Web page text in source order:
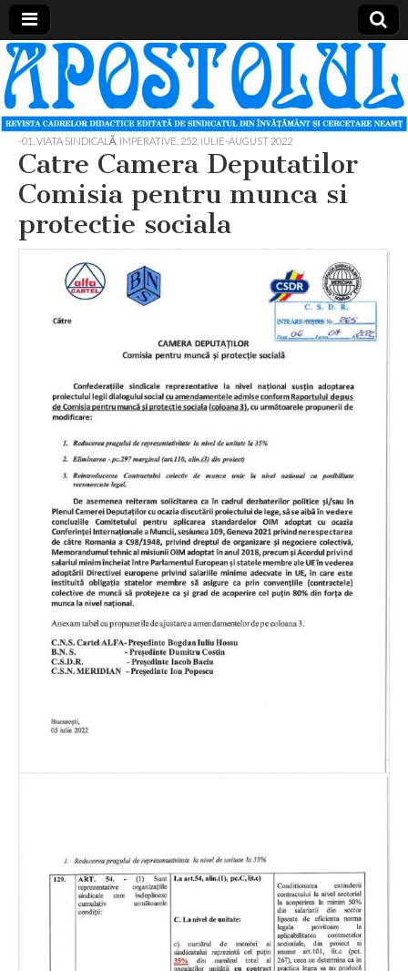
Apostolul
Revista
cadrelor
didactice
din
judetul
Neamt
-01. VIATA SINDICALĂ, IMPERATIVE 252, IULIE-AUGUST 2022
Catre Camera Deputatilor
Comisia pentru munca si
protectie sociala